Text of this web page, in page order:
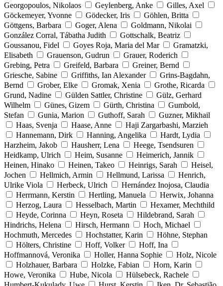
Georgopoulos, Nikolaos
Geylenberg, Anke
Gilles, Axel
Göckemeyer, Yvonne
Gödecker, Iris
Göhlen, Britta
Göttgens, Barbara
Goger, Alena
Goldmann, Nikolai
González Corral, Tábatha Judith
Gottschalk, Beatriz
Goussanou, Fidel
Goyes Roja, Maria del Mar
Gramatzki,
Elisabeth
Grauenson, Gudrun
Grauer, Roderich
Grebing, Petra
Greifeld, Barbara
Greiner, Bernd
Griesche, Sabine
Griffiths, Ian Alexander
Grins-Bagdahn,
Bernd
Grober, Elke Gromak, Xenia
Grothe, Ricarda
Grund, Nadine
Gülden Sattler, Christine
Gülz, Gerhard
Wilhelm
Günes, Gizem Gürth, Christina
Gumbold,
Stefan
Gunia, Marion Guthoff, Sarah
Guzner, Mikhail
Haas, Svenja
Haase, Anne
Haji Zargarbashi, Marzieh
Hannemann, Dirk
Hanning, Angelika
Hardt, Lydia
Harzheim, Jakob
Hausherr, Lena
Heege, Tsendsuren
Heidkamp, Ulrich
Heim, Susanne
Heimerich, Jannik
Heinen, Hinako
Heinen, Takeo Heinrigs, Sarah
Heisel,
Jochen
Hellmich, Armin Hellmund, Larissa
Henrich,
Ulrike Viola
Herbeck, Ulrich
Hernández Inojosa, Claudia
Herrmann, Kerstin
Hertling, Manuela
Herwix, Johanna
Herzog, Laura
Hesselbach, Martin
Hexamer, Mechthild
Heyde, Corinna
Heyn, Roseta
Hildebrand, Sarah
Hindrichs, Helena
Hirsch, Hermann
Hoch, Michael
Hochmuth, Mercedes
Hochstatter, Karin
Höhne, Stephan
Hölters, Christine
Hoff, Volker
Hoff, Ina
Hoffmannová, Veronika
Holler, Hanna Sophie
Holz, Nicole
Holzhauer, Barbara
Holzke, Fabian
Horn, Karin
Howe, Veronika
Hube, Nicola
Hülsebeck, Rachele